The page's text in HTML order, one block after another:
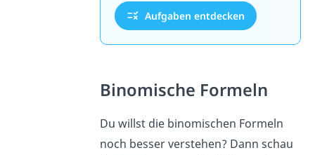
Aufgaben entdecken
Binomische Formeln
Du willst die binomischen Formeln
noch besser verstehen? Dann schau